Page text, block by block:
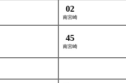
02
南宮崎
45
南宮崎